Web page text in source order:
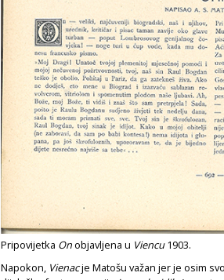
Pripovijetka Onobjavljena u Viencu1903.
Napokon, Vienacje Matošu važan jer je osim